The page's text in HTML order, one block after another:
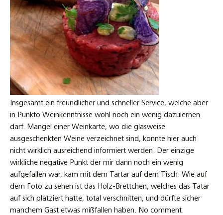
Insgesamt ein freundlicher und schneller Service, welche aber
in Punkto Weinkenntnisse wohl noch ein wenig dazulernen
darf. Mangel einer Weinkarte, wo die glasweise
ausgeschenkten Weine verzeichnet sind, konnte hier auch
nicht wirklich ausreichend informiert werden. Der einzige
wirkliche negative Punkt der mir dann noch ein wenig
aufgefallen war, kam mit dem Tartar auf dem Tisch. Wie auf
dem Foto zu sehen ist das Holz-Brettchen, welches das Tatar
auf sich platziert hatte, total verschnitten, und dürfte sicher
manchem Gast etwas mißfallen haben. No comment.